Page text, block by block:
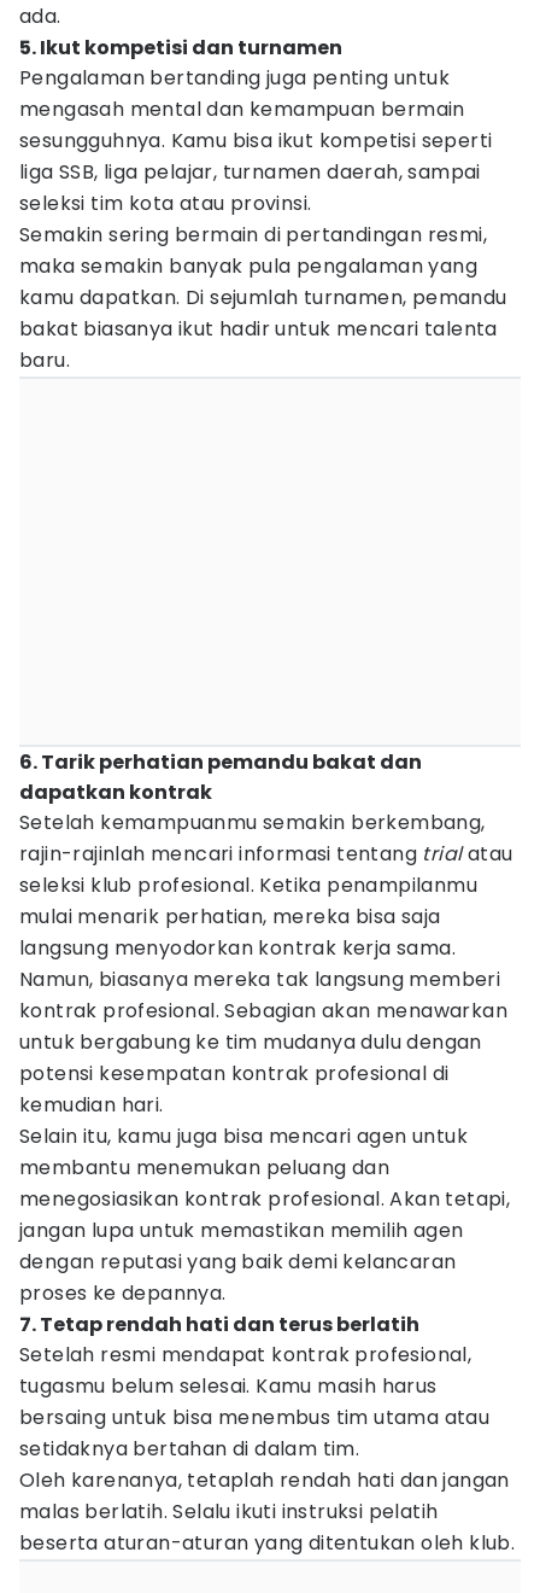
ada.
5. Ikut kompetisi dan turnamen
Pengalaman bertanding juga penting untuk
mengasah mental dan kemampuan bermain
sesungguhnya. Kamu bisa ikut kompetisi seperti
liga SSB, liga pelajar, turnamen daerah, sampai
seleksi tim kota atau provinsi.
Semakin sering bermain di pertandingan resmi,
maka semakin banyak pula pengalaman yang
kamu dapatkan. Di sejumlah turnamen, pemandu
bakat biasanya ikut hadir untuk mencari talenta
baru.
6. Tarik perhatian pemandu bakat dan
dapatkan kontrak
Setelah kemampuanmu semakin berkembang,
rajin-rajinlah mencari informasi tentang trialatau
seleksi klub profesional. Ketika penampilanmu
mulai menarik perhatian, mereka bisa saja
langsung menyodorkan kontrak kerja sama.
Namun, biasanya mereka tak langsung memberi
kontrak profesional. Sebagian akan menawarkan
untuk bergabung ke tim mudanya dulu dengan
potensi kesempatan kontrak profesional di
kemudian hari.
Selain itu, kamu juga bisa mencari agen untuk
membantu menemukan peluang dan
menegosiasikan kontrak profesional. Akan tetapi,
jangan lupa untuk memastikan memilih agen
dengan reputasi yang baik demi kelancaran
proses ke depannya.
7. Tetap rendah hati dan terus berlatih
Setelah resmi mendapat kontrak profesional,
tugasmu belum selesai. Kamu masih harus
bersaing untuk bisa menembus tim utama atau
setidaknya bertahan di dalam tim.
Oleh karenanya, tetaplah rendah hati dan jangan
malas berlatih. Selalu ikuti instruksi pelatih
beserta aturan-aturan yang ditentukan oleh klub.